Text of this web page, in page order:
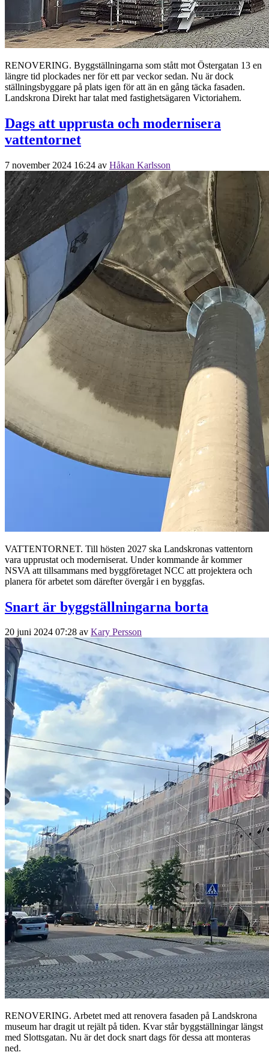
RENOVERING. Byggställningarna som stått mot Östergatan 13 en
längre tid plockades ner för ett par veckor sedan. Nu är dock
ställningsbyggare på plats igen för att än en gång täcka fasaden.
Landskrona Direkt har talat med fastighetsägaren Victoriahem.
Dags att upprusta och modernisera
vattentornet
7 november 2024 16:24 av Håkan Karlsson
VATTENTORNET. Till hösten 2027 ska Landskronas vattentorn
vara upprustat och moderniserat. Under kommande år kommer
NSVA att tillsammans med byggföretaget NCC att projektera och
planera för arbetet som därefter övergår i en byggfas.
Snart är byggställningarna borta
20 juni 2024 07:28 av Kary Persson
RENOVERING. Arbetet med att renovera fasaden på Landskrona
museum har dragit ut rejält på tiden. Kvar står byggställningar längst
med Slottsgatan. Nu är det dock snart dags för dessa att monteras
ned.